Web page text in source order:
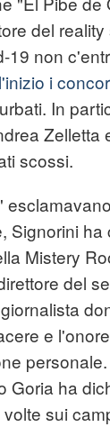
del
19 non
i
In
Zelletta
scossi.
Signorini ha
Mistery
del
e
Goria ha
sui